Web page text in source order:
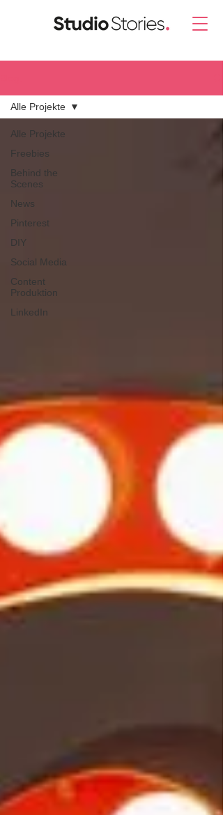
Alle Projekte
Freebies
Behind the
Scenes
News
Pinterest
DIY
Social Media
Content
Produktion
LinkedIn
Alle Projekte